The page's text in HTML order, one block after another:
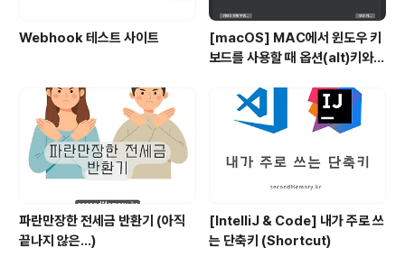
Webhook 테스트 사이트
[macOS] MAC에서 윈도우 키
보드를 사용할 때 옵션(alt)키와
파란만장한 전세금 반환기 (아직
끝나지 않은...)
[IntelliJ & Code] 내가 주로 쓰
는 단축키 (Shortcut)